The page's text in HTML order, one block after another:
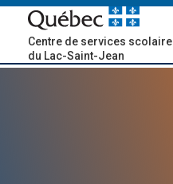
Centre de services scolaire
du Lac-Saint-Jean